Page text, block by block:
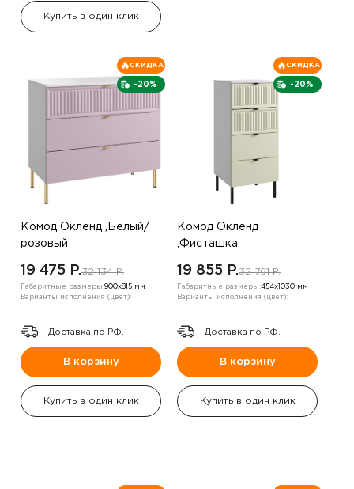
Купить в один клик
-20%
СКИДКА
Комод Окленд ,Белый/
розовый
19 475 P.32 134 P.
Габаритные размеры:900х815 мм
Варианты исполнения (цвет):
Доставка по РФ.
В корзину
Купить в один клик
-20%
СКИДКА
Комод Окленд
,Фисташка
19 855 P.32 761 P.
Габаритные размеры:454х1030 мм
Варианты исполнения (цвет):
Доставка по РФ.
В корзину
Купить в один клик